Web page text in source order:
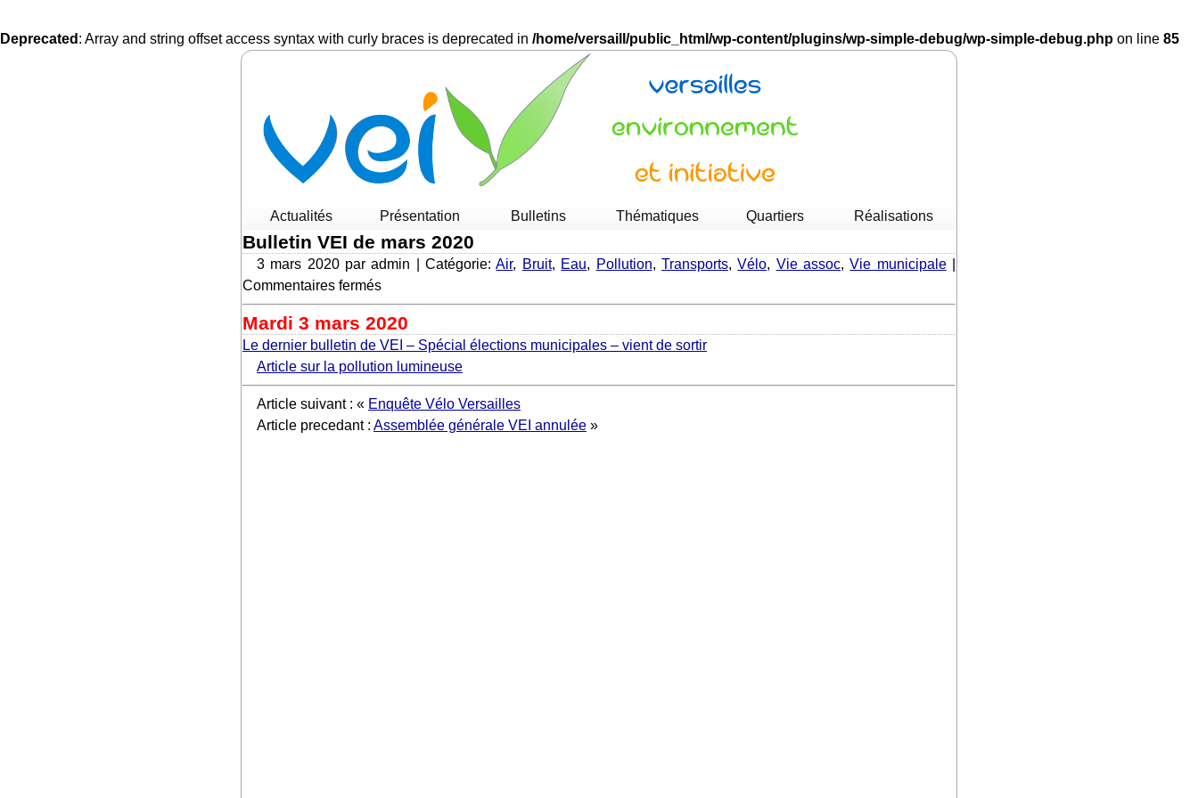
Deprecated : Array and string offset access syntax with curly braces is deprecated in /home/versaill/public_html/wp-content/plugins/wp-simple-debug/wp-simple-debug.php on line 85
Actualités Présentation Bulletins Thématiques Quartiers Réalisations
Bulletin VEI de mars 2020
3 mars 2020 par admin | Catégorie:Air, Bruit, Eau, Pollution, Transports,Vélo, Vie assoc,Vie municipale|
Commentaires fermés
Bulletin
VEI
de
mars
Mardi 3 mars 2020
Le dernier bulletin de VEI – Spécial élections municipales – vient de sortir
Article sur la pollution lumineuse
Article suivant : « Enquête Vélo Versailles
Article precedant : Assemblée générale VEI annulée »